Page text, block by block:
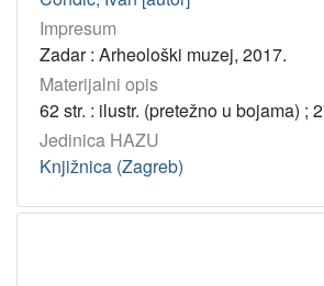
Impresum
Zadar : Arheološki muzej, 2017.
Materijalni opis
62 str. : ilustr. (pretežno u bojama) ;
Jedinica HAZU
Knjižnica (Zagreb)